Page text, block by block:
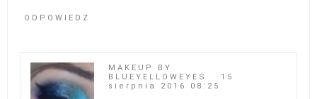
ODPOWIEDZ
MAKEUP BY
BLUEYELLOWEYES
15
sierpnia 2016 08:25